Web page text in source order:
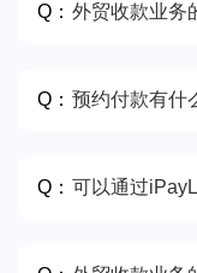
Q： 外贸收款业务
Q： 预约付款有什
Q： 可以通过